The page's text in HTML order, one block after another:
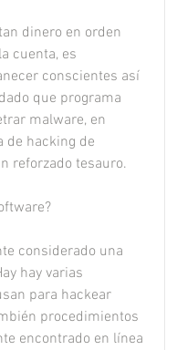
dinero en orden
cuenta, es
conscientes así
que programa
malware, en
de hacking de
reforzado tesauro.
considerado una
hay varias
para hackear
procedimientos
encontrado en línea